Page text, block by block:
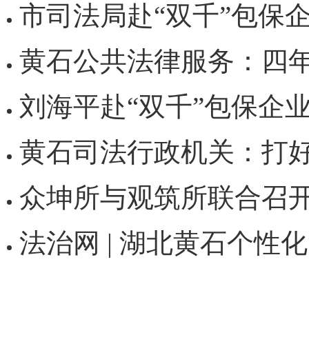
市司法局赴“双千”包保
黄石公共法律服务：四年砥
刘海平赴“双千”包保企业
黄石司法行政机关：打好服务法治
众坤所与观筑所联合召开“武鄂黄黄”法
法治网 | 湖北黄石个性化“法治体